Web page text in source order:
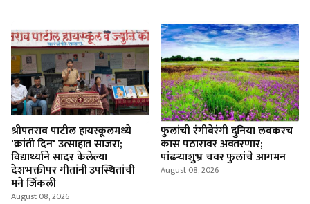
श्रीपतराव पाटील हायस्कूलमध्ये
'क्रांती दिन' उत्साहात साजरा;
विद्यार्थ्याने सादर केलेल्या
देशभक्तीपर गीतांनी उपस्थितांची
मने जिंकली
August 08, 2026
फुलांची रंगीबेरंगी दुनिया लवकरच
कास पठारावर अवतरणार;
पांढऱ्याशुभ्र चवर फुलांचे आगमन
August 08, 2026